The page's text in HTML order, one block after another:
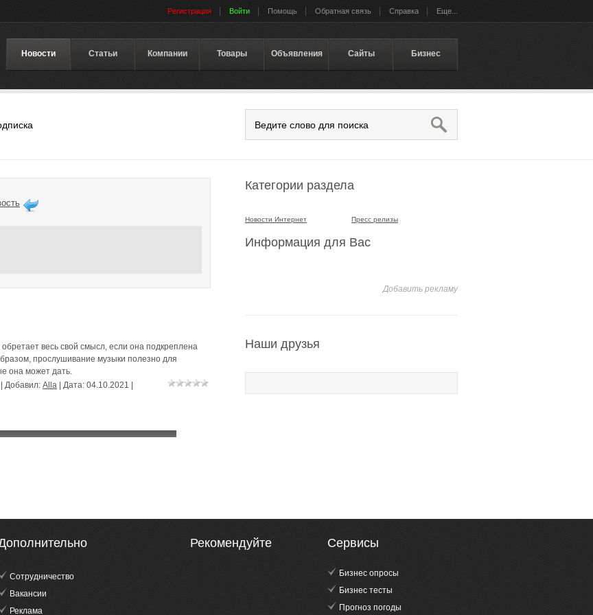
Регистрация Войти Помощь Обратная связь Справка Еще...
Новости Статьи Компании Товары Объявления Сайты Бизнес
весь свой смысл, если она подкреплена
прослушивание музыки полезно для
она может дать.
Добавил: Alla | Дата: 04.10.2021
Категории раздела
Новости Интернет Пресс релизы
Информация для Вас
Добавить рекламу
Наши друзья
Сотрудничество
Вакансии
Реклама
Рекомендуйте Сервисы
Бизнес опросы
Бизнес тесты
Прогноз погоды